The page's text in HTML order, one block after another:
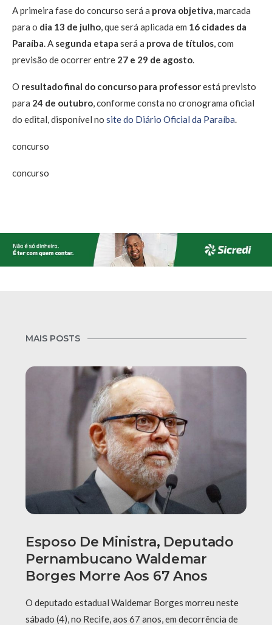
A primeira fase do concurso será a prova objetiva, marcada
para o dia 13 de julho, que será aplicada em 16 cidades da
Paraíba. A segunda etapa será a prova de títulos, com
previsão de ocorrer entre 27 e 29 de agosto.
O resultado final do concurso para professorestá previsto
para 24 de outubro, conforme consta no cronograma oficial
do edital, disponível no site do Diário Oficial da Paraíba.
concurso
concurso
MAIS POSTS
Esposo De Ministra, Deputado
Pernambucano Waldemar
Borges Morre Aos 67 Anos
O deputado estadual Waldemar Borges morreu neste
sábado (4), no Recife, aos 67 anos, em decorrência de